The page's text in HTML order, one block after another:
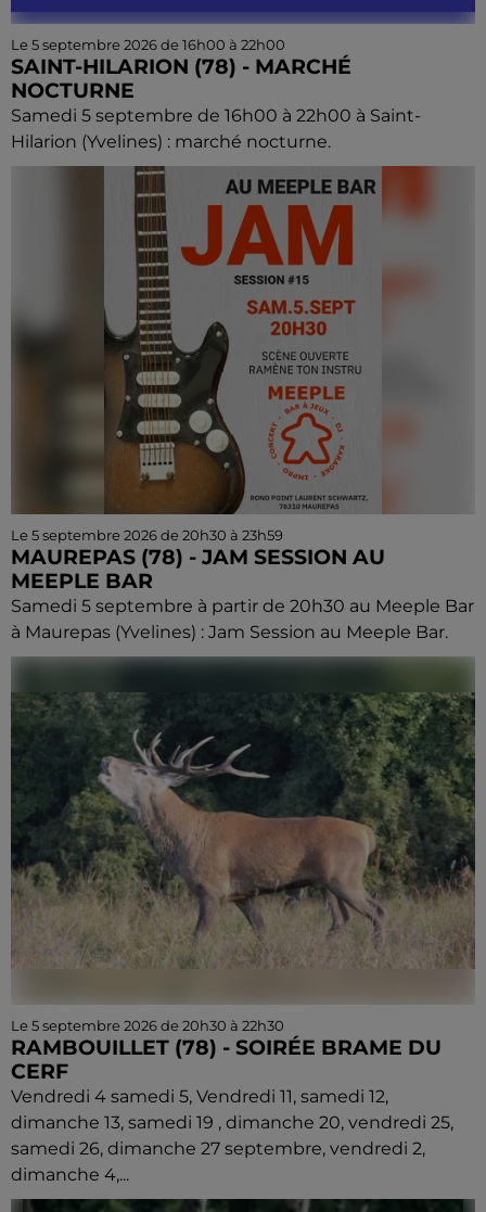
Le 5 septembre 2026 de 16h00 à 22h00
SAINT-HILARION (78) - MARCHÉ
NOCTURNE
Samedi 5 septembre de 16h00 à 22h00 à Saint-
Hilarion (Yvelines) : marché nocturne.
Le 5 septembre 2026 de 20h30 à 23h59
MAUREPAS (78) - JAM SESSION AU
MEEPLE BAR
Samedi 5 septembre à partir de 20h30 au Meeple Bar
à Maurepas (Yvelines) : Jam Session au Meeple Bar.
Le 5 septembre 2026 de 20h30 à 22h30
RAMBOUILLET (78) - SOIRÉE BRAME DU
CERF
Vendredi 4 samedi 5, Vendredi 11, samedi 12,
dimanche 13, samedi 19 , dimanche 20, vendredi 25,
samedi 26, dimanche 27 septembre, vendredi 2,
dimanche 4,...